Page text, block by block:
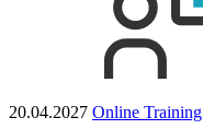
20.04.2027 Online Training